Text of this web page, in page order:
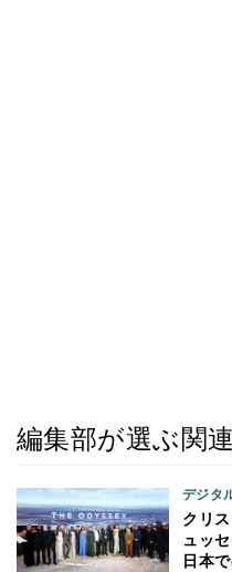
編集部が選ぶ関
デジタ
クリ
ュッ
日本